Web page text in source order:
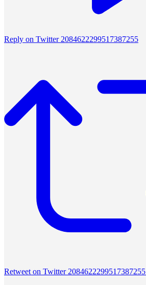
Reply on Twitter 2084622299517387255
Retweet on Twitter 2084622299517387255